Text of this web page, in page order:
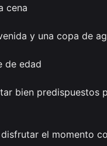
cena
y una copa de
de edad
bien predispuestos
el momento